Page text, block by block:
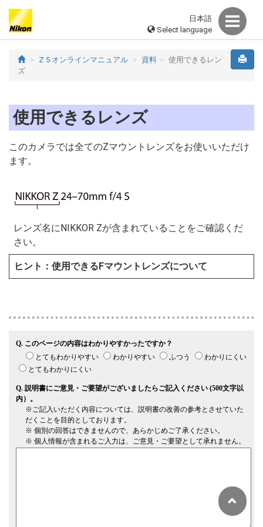
日本語
Select language
Z 5 オンラインマニュアル 資料
使用できるレン
ズ
使用できるレンズ
このカメラでは全てのZマウントレンズをお使いいただけ
ます。
レンズ名にNIKKOR Zが含まれていることをご確認くだ
さい。
使用できるFマウントレンズについて